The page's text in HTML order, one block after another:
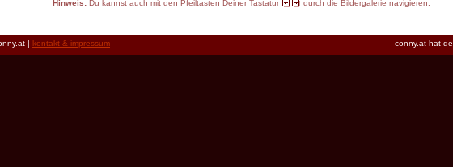
Hinweis:Du kannst auch mit den Pfeiltasten Deiner Tastatur durch die Bildergalerie navigieren.
conny.at hat
| kontakt & impressum